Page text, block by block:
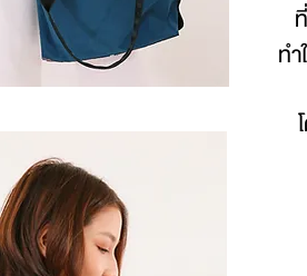
ท